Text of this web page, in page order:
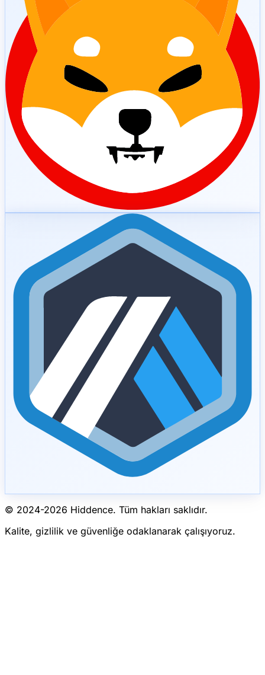
© 2024-2026 Hiddence. Tüm hakları saklıdır.
Kalite, gizlilik ve güvenliğe odaklanarak çalışıyoruz.